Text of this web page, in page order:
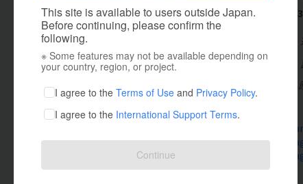
人気のプロジェクト 注目の
アート・写真
テクノロジー・ガジェット
映像・映画
ビジネス・起業
まちづくり・地域活性化
This site is available to users outside Japan.
Before continuing, please confirm the
following.
※ Some features may not be available depending on
your country, region, or project.
I agree to the Terms of Use and Privacy Policy.
I agree to the International Support Terms.
Continue
これまでに
出身国：日本
1965年 東京
っと見る